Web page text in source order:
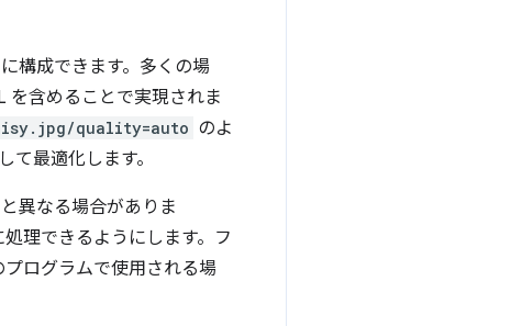
構成できます。多くの場
を含めることで実現されま
quality=auto のよ
て最適化します。
異なる場合がありま
理できるようにします。フ
ログラムで使用される場